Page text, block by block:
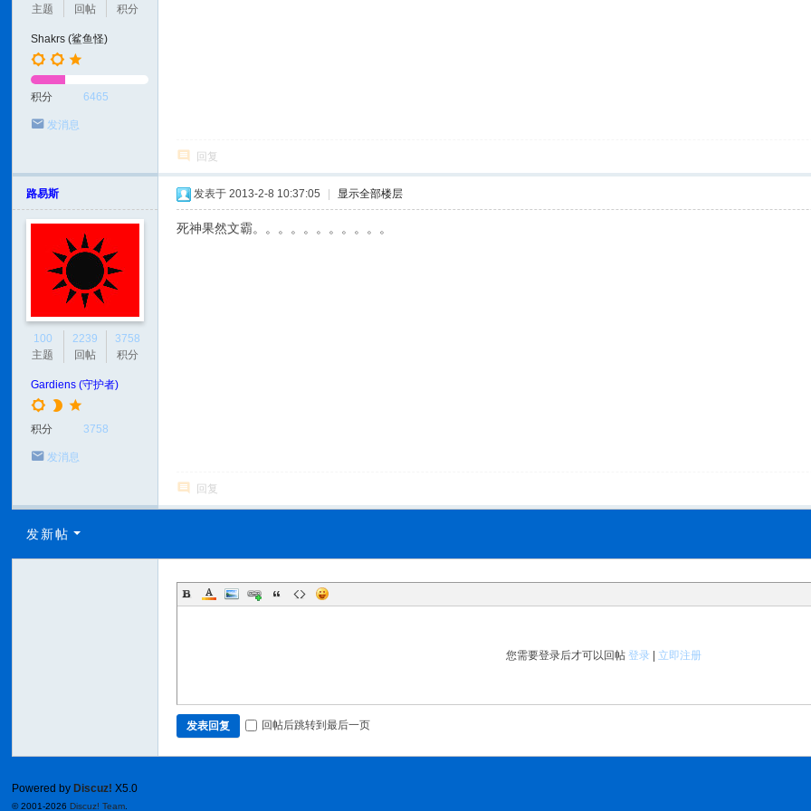
主题 回帖 积分
Shakrs (鲨鱼怪)
积分 6465
发消息
回复
路易斯
100
主题
2239
回帖
3758
积分
Gardiens (守护者)
积分 3758
发消息
发表于 2013-2-8 10:37:05 显示全部楼层
死神果然文霸。。。。。。。。。。。
回复
发新帖
您需要登录后才可以回帖登录 立即注册
发表回复 回帖后跳转到最后一页
Powered by Discuz! X5.0
© 2001-2026Discuz! Team